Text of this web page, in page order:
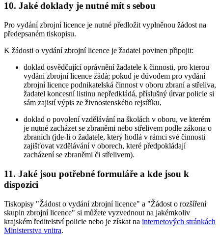
10. Jaké doklady je nutné mít s sebou
Pro vydání zbrojní licence je nutné předložit vyplněnou žádost na
předepsaném tiskopisu.
K žádosti o vydání zbrojní licence je žadatel povinen připojit:
doklad osvědčující oprávnění žadatele k činnosti, pro kterou
vydání zbrojní licence žádá; pokud je důvodem pro vydání
zbrojní licence podnikatelská činnost v oboru zbraní a střeliva,
žadatel koncesní listinu nepředkládá, příslušný útvar policie si
sám zajistí výpis ze živnostenského rejstříku,
doklad o povolení vzdělávání na školách v oboru, ve kterém
je nutné zacházet se zbraněmi nebo střelivem podle zákona o
zbraních (jde-li o žadatele, který hodlá v rámci své činnosti
zajišťovat vzdělávání v oborech, které předpokládají
zacházení se zbraněmi či střelivem).
11. Jaké jsou potřebné formuláře a kde jsou k
dispozici
Tiskopisy "Žádost o vydání zbrojní licence" a "Žádost o rozšíření
skupin zbrojní licence" si můžete vyzvednout na jakémkoliv
krajském ředitelství policie nebo je získat na internetových stránkách
Ministerstva vnitra.